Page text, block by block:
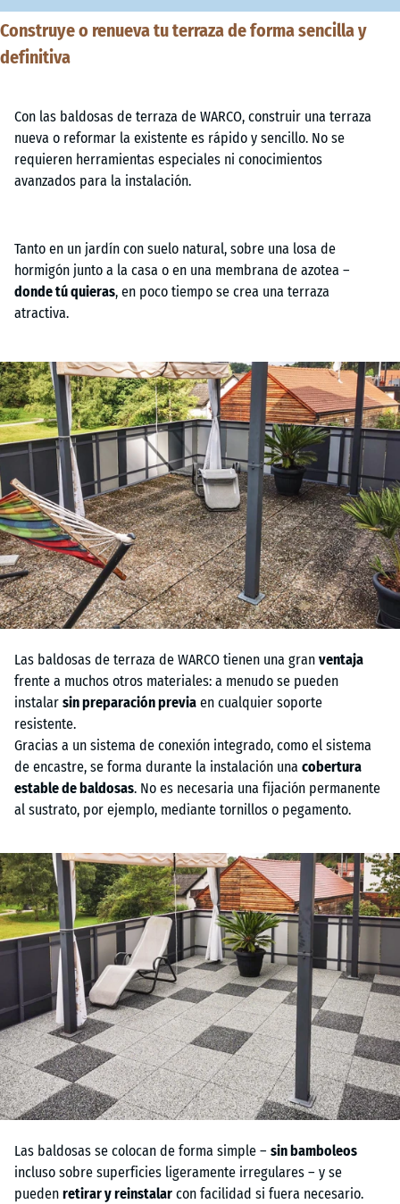
Construye o renueva tu terraza de forma sencilla y
definitiva
Con las baldosas de terraza de WARCO, construir una terraza
nueva o reformar la existente es rápido y sencillo. No se
requieren herramientas especiales ni conocimientos
avanzados para la instalación.
Tanto en un jardín con suelo natural, sobre una losa de
hormigón junto a la casa o en una membrana de azotea –
donde tú quieras, en poco tiempo se crea una terraza
atractiva.
Las baldosas de terraza de WARCO tienen una gran ventaja
frente a muchos otros materiales: a menudo se pueden
instalar sin preparación previa en cualquier soporte
resistente.
Gracias a un sistema de conexión integrado, como el sistema
de encastre, se forma durante la instalación una cobertura
estable de baldosas. No es necesaria una fijación permanente
al sustrato, por ejemplo, mediante tornillos o pegamento.
Las baldosas se colocan de forma simple – sin bamboleos
incluso sobre superficies ligeramente irregulares – y se
pueden retirar y reinstalar con facilidad si fuera necesario.